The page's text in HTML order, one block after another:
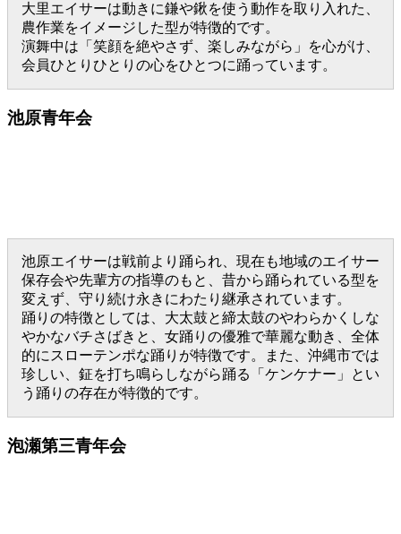
大里エイサーは動きに鎌や鍬を使う動作を取り入れた、
農作業をイメージした型が特徴的です。
演舞中は「笑顔を絶やさず、楽しみながら」を心がけ、
会員ひとりひとりの心をひとつに踊っています。
池原青年会
池原エイサーは戦前より踊られ、現在も地域のエイサー
保存会や先輩方の指導のもと、昔から踊られている型を
変えず、守り続け永きにわたり継承されています。
踊りの特徴としては、大太鼓と締太鼓のやわらかくしな
やかなバチさばきと、女踊りの優雅で華麗な動き、全体
的にスローテンポな踊りが特徴です。また、沖縄市では
珍しい、鉦を打ち鳴らしながら踊る「ケンケナー」とい
う踊りの存在が特徴的です。
泡瀬第三青年会